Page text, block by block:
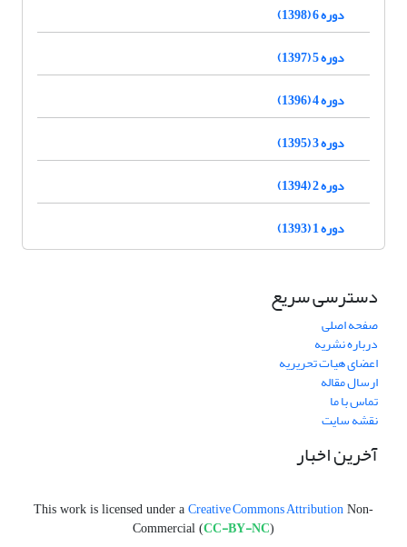
دوره 6 (1398)
دوره 5 (1397)
دوره 4 (1396)
دوره 3 (1395)
دوره 2 (1394)
دوره 1 (1393)
دسترسی سریع
صفحه اصلی
درباره نشریه
اعضای هیات تحریریه
ارسال مقاله
تماس با ما
نقشه سایت
آخرین اخبار
This work is licensed under a Creative Commons Attribution Non-
Commercial (CC-BY-NC)